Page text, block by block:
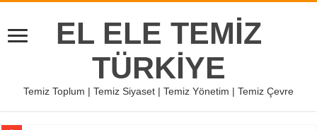
EL ELE TEMİZ
TÜRKİYE
Temiz Toplum | Temiz Siyaset | Temiz Yönetim | Temiz Çevre